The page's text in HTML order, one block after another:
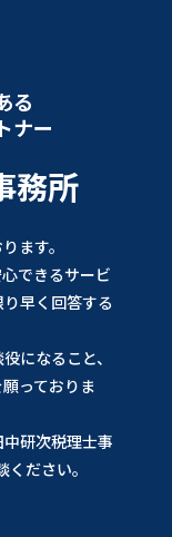
る
ナー
務所
ます。
できるサービ
早く回答する
になること、
っておりま
研次税理士事
ださい。